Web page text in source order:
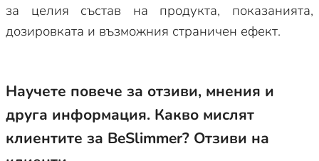
за целия състав на продукта, показанията,
дозировката и възможния страничен ефект.
Научете повече за отзиви, мнения и
друга информация. Какво мислят
клиентите за BeSlimmer? Отзиви на